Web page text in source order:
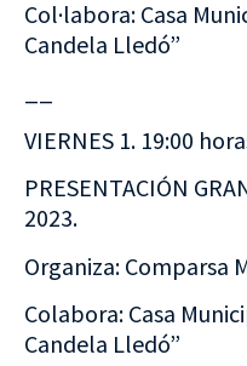
Col·labora: Casa
Candela Lledó”
VIERNES 1. 19:00
PRESENTACIÓN
2023.
Organiza: Comparsa
Colabora: Casa
Candela Lledó”